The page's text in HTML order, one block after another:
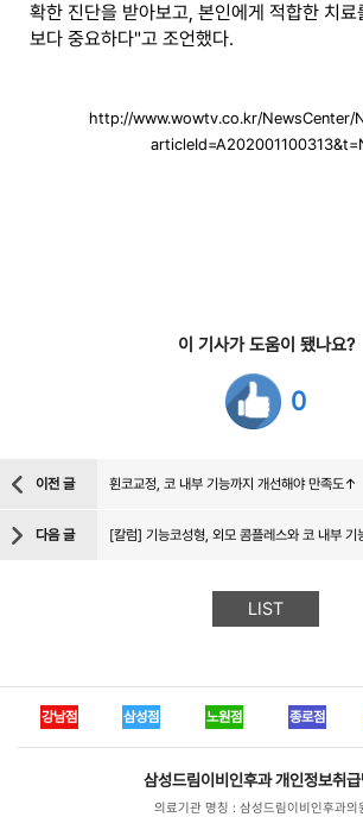
확한 진단을 받아보고, 본인에게 적합한 치료
보다 중요하다"고 조언했다.
http://www.wowtv.co.kr/NewsCenter/
이 기사가 도움이 됐나요?
0
이전 글 휜코교정, 코 내부 기능까지 개선해야 만족도↑
다음 글 [칼럼] 기능코성형, 외모 콤플레스와 코 내부 기
LIST
강남점 삼성점 노원점 종로점
삼성드림이비인후과 개인정보취급
의료기관 명칭 : 삼성드림이비인후과의